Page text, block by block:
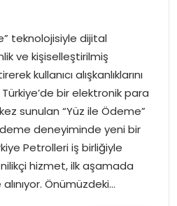
teknolojisiyle dijital
ve kişiselleştirilmiş
kullanıcı alışkanlıklarını
bir elektronik para
sunulan “Yüz ile Ödeme”
deneyiminde yeni bir
Petrolleri iş birliğiyle
hizmet, ilk aşamada
Önümüzdeki…